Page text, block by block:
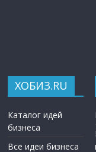
ХОБИЗ.RU
Каталог идей
бизнеса
Все идеи бизнеса